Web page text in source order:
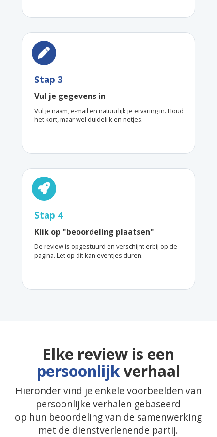
Stap 3
Vul je gegevens in
Vul je naam, e-mail en natuurlijk je ervaring in. Houd
het kort, maar wel duidelijk en netjes.
Stap 4
Klik op "beoordeling plaatsen"
De review is opgestuurd en verschijnt erbij op de
pagina. Let op dit kan eventjes duren.
Elke review is een
persoonlijkverhaal
Hieronder vind je enkele voorbeelden van
persoonlijke verhalen gebaseerd
op hun beoordeling van de samenwerking
met de dienstverlenende partij.